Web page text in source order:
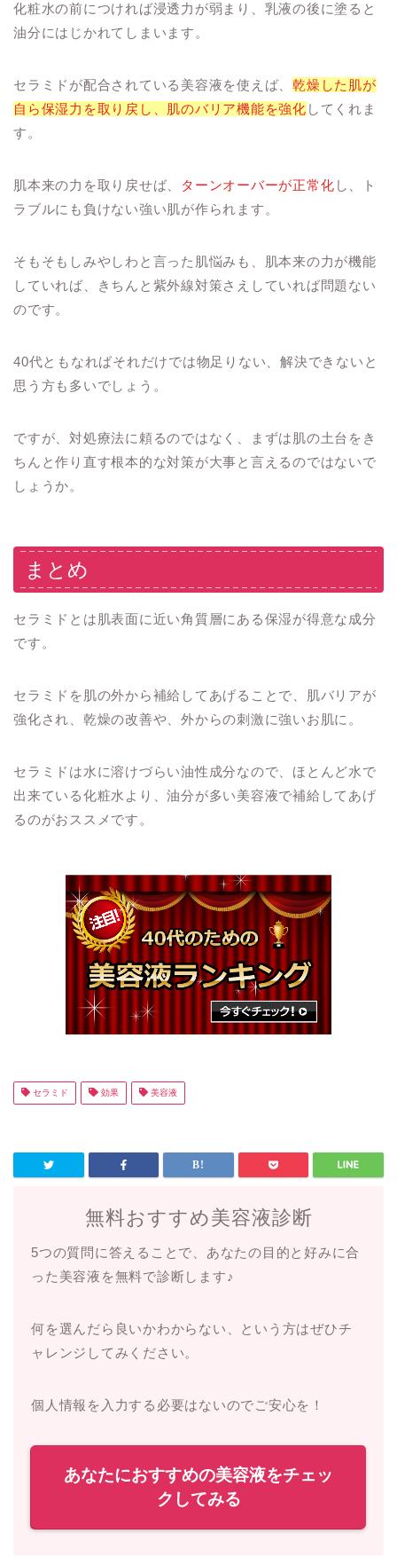
化粧水の前につければ浸透力が弱まり、乳液の後に塗ると
油分にはじかれてしまいます。
セラミドが配合されている美容液を使えば、乾燥した肌が
自ら保湿力を取り戻し、肌のバリア機能を強化 してくれま
す。
肌本来の力を取り戻せば、 ターンオーバーが正常化 し、ト
ラブルにも負けない強い肌が作られます。
そもそもしみやしわと言った肌悩みも、肌本来の力が機能
していれば、きちんと紫外線対策さえしていれば問題ない
のです。
40代ともなればそれだけでは物足りない、解決できないと
思う方も多いでしょう。
ですが、対処療法に頼るのではなく、まずは肌の土台をき
ちんと作り直す根本的な対策が大事と言えるのではないで
しょうか。
まとめ
セラミドとは肌表面に近い角質層にある保湿が得意な成分
です。
セラミドを肌の外から補給してあげることで、肌バリアが
強化され、乾燥の改善や、外からの刺激に強いお肌に。
セラミドは水に溶けづらい油性成分なので、ほとんど水で
出来ている化粧水より、油分が多い美容液で補給してあげ
るのがおススメです。
セラミド 効果 美容液
無料おすすめ美容液診断
5つの質問に答えることで、あなたの目的と好みに合
った美容液を無料で診断します♪
何を選んだら良いかわからない、という方はぜひチ
ャレンジしてみください。
個人情報を入力する必要はないのでご安心を！
あなたにおすすめの美容液をチェッ
クしてみる